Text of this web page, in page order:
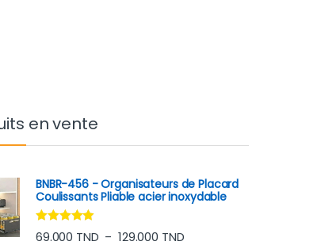
en vente
BNBR-456 - Organisateurs de Placard
Coulissants Pliable acier inoxydable
Note4.75
sur 5
69.000 TND – 129.000 TNDPlage de prix : 69.000 TND